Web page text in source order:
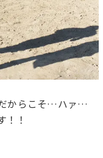
からこそ…ハァ…
！